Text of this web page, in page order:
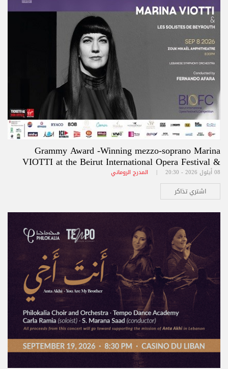
Grammy Award -Winning mezzo-soprano Marina
VIOTTI at the Beirut International Opera Festival &
Competition BIOFC
08 أيلول 2026 - 20:30 | المدرج الروماني
اشتري تذاكر